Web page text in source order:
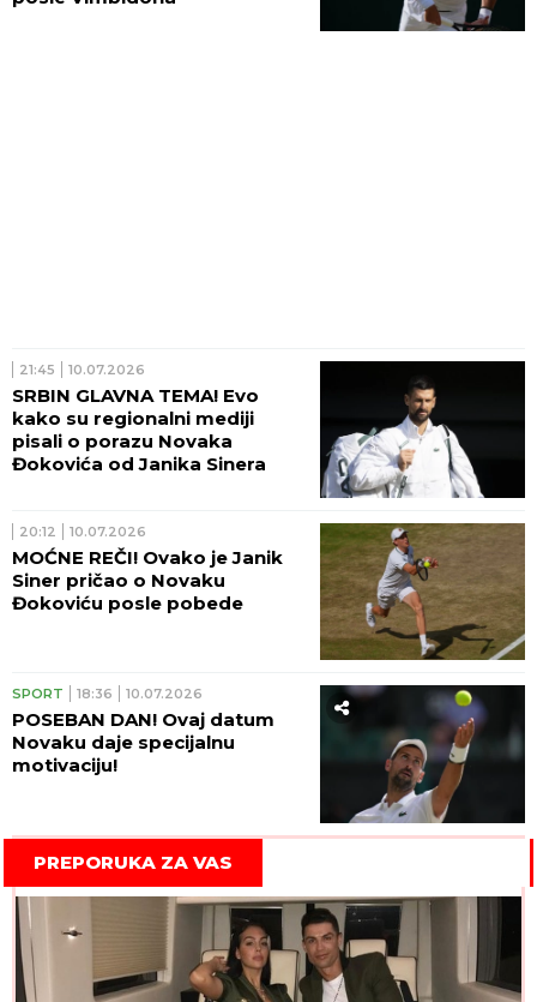
21:45 10.07.2026
SRBIN GLAVNA TEMA! Evo
kako su regionalni mediji
pisali o porazu Novaka
Đokovića od Janika Sinera
20:12 10.07.2026
MOĆNE REČI! Ovako je Janik
Siner pričao o Novaku
Đokoviću posle pobede
SPORT 18:36 10.07.2026
POSEBAN DAN! Ovaj datum
Novaku daje specijalnu
motivaciju!
PREPORUKA ZA VAS